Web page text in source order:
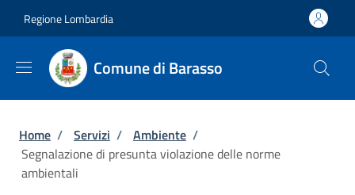
Regione Lombardia
Comune di Barasso
Briciole di pane
Home / Servizi / Ambiente /
Segnalazione di presunta violazione delle norme
ambientali